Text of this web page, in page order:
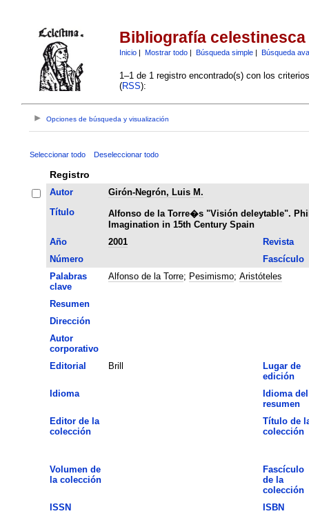
Bibliografía celestinesca
Inicio| Mostrar todo| Búsqueda simple| Búsqueda
1–1 de 1 registro encontrado(s) con los
(RSS):
Opciones de búsqueda y visualización
Seleccionar todo Deseleccionar todo
Registro
Autor
Girón-Negrón, Luis M.
Título
Alfonso de la Torre�s "Visión deleytable".
Imagination in 15th Century Spain
Año
2001
Revista
Número
Fascículo
Palabras
clave
Alfonso de la Torre; Pesimismo; Aristóteles
Resumen
Dirección
Autor
corporativo
Editorial
Brill
Lugar de
edición
Idioma
Idioma del
resumen
Editor de la
colección
Título de
colección
Volumen de
la colección
Fascículo
de la
colección
ISSN
ISBN